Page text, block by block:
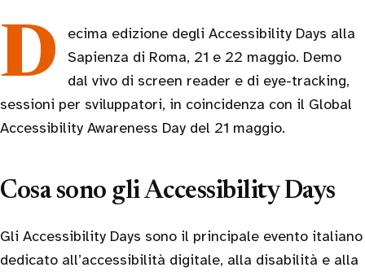
Decima edizione degli Accessibility Days alla
Sapienza di Roma, 21 e 22 maggio. Demo
dal vivo di screen reader e di eye-tracking,
sessioni per sviluppatori, in coincidenza con il Global
Accessibility Awareness Day del 21 maggio.
Cosa sono gli Accessibility Days
Gli Accessibility Days sono il principale evento italiano
dedicato all’accessibilità digitale, alla disabilità e alla